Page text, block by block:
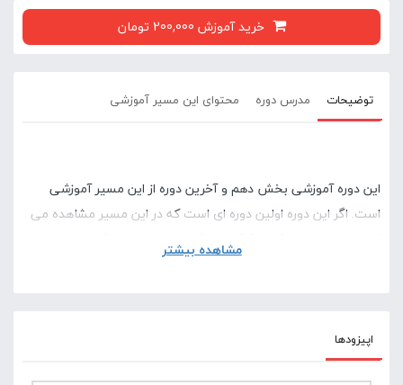
خرید آموزش 200,000 تومان
توضیحات مدرس دوره محتوای این مسیر آموزشی
این دوره آموزشی بخش دهم و آخرین دوره از این مسیر آموزشی
است. اگر این دوره اولین دوره ای است که در این مسیر مشاهده می
مشاهده بیشتر
اپیزودها